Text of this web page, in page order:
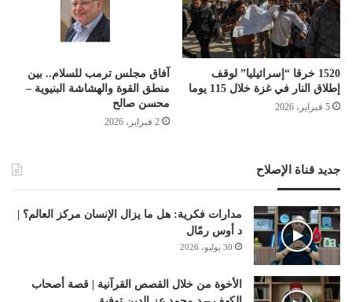
1520 خرقا “إسرائيليا” لوقف
إطلاق النار في غزة خلال 115 يوما
5 فبراير، 2026
آفاق مجلس ترمب للسلام.. بين
منطق القوة والهشاشة البنيوية –
محسن صالح
2 فبراير، 2026
جديد قناة الإصلاح
مدارات فكرية: هل ما يزال الإنسان مركز العالم؟ |
د أوس رمّال
30 يوليو، 2026
الأخوة من خلال القصص القرآنية | قصة أصحاب